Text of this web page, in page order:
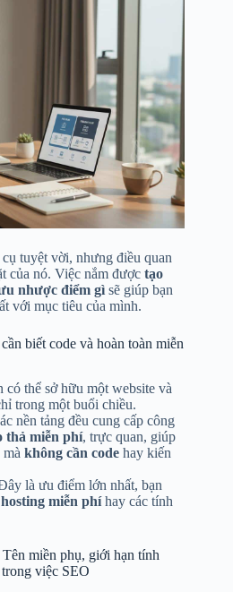
tuyệt vời, nhưng điều quan
của nó. Việc nắm được tạo
nhược điểm gì sẽ giúp bạn
với mục tiêu của mình.
biết code và hoàn toàn miễn
có thể sở hữu một website và
trong một buổi chiều.
nền tảng đều cung cấp công
thả miễn phí, trực quan, giúp
mà không cần code hay kiến
là ưu điểm lớn nhất, bạn
hosting miễn phíhay các tính
miền phụ, giới hạn tính
việc SEO